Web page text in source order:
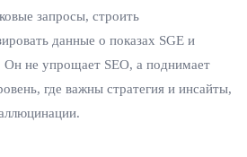
запросы, строить
данные о показах SGE и
Он не упрощает SEO, а поднимает
где важны стратегия и инсайты,